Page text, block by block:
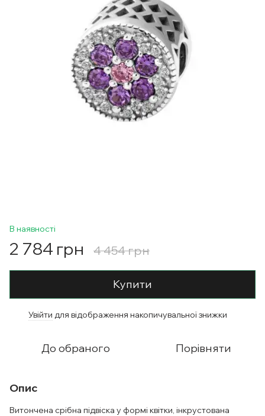
В наявності
2 784 грн 4 454 грн
Купити
Увійти для відображення накопичувальної знижки
До обраного Порівняти
Опис
Витончена срібна підвіска у формі квітки, інкрустована